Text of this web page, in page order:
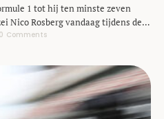
1 tot hij ten minste zeven
Nico Rosberg vandaag tijdens de
“Hij gaat voor het
en zijn toekomst. Rosberg nam
0 Comments